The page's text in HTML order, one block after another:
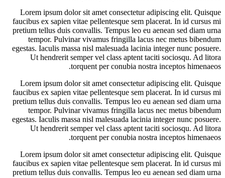
Lorem ipsum dolor sit amet consectetur adipiscing elit. Quisque
faucibus ex sapien vitae pellentesque sem placerat. In id cursus mi
pretium tellus duis convallis. Tempus leo eu aenean sed diam urna
tempor. Pulvinar vivamus fringilla lacus nec metus bibendum
egestas. Iaculis massa nisl malesuada lacinia integer nunc posuere.
Ut hendrerit semper vel class aptent taciti sociosqu. Ad litora
torquent per conubia nostra inceptos himenaeos.
Lorem ipsum dolor sit amet consectetur adipiscing elit. Quisque
faucibus ex sapien vitae pellentesque sem placerat. In id cursus mi
pretium tellus duis convallis. Tempus leo eu aenean sed diam urna
tempor. Pulvinar vivamus fringilla lacus nec metus bibendum
egestas. Iaculis massa nisl malesuada lacinia integer nunc posuere.
Ut hendrerit semper vel class aptent taciti sociosqu. Ad litora
torquent per conubia nostra inceptos himenaeos.
Lorem ipsum dolor sit amet consectetur adipiscing elit. Quisque
faucibus ex sapien vitae pellentesque sem placerat. In id cursus mi
pretium tellus duis convallis. Tempus leo eu aenean sed diam urna